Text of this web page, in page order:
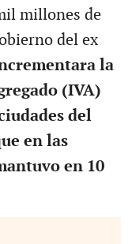
millones de
del ex
la
(IVA)
del
en las
en 10